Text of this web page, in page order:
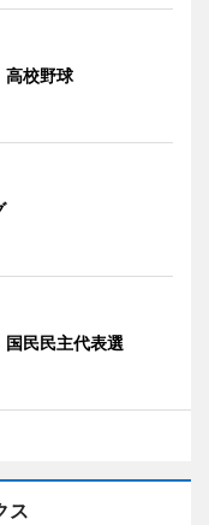
校野球
民民主代表選
ス